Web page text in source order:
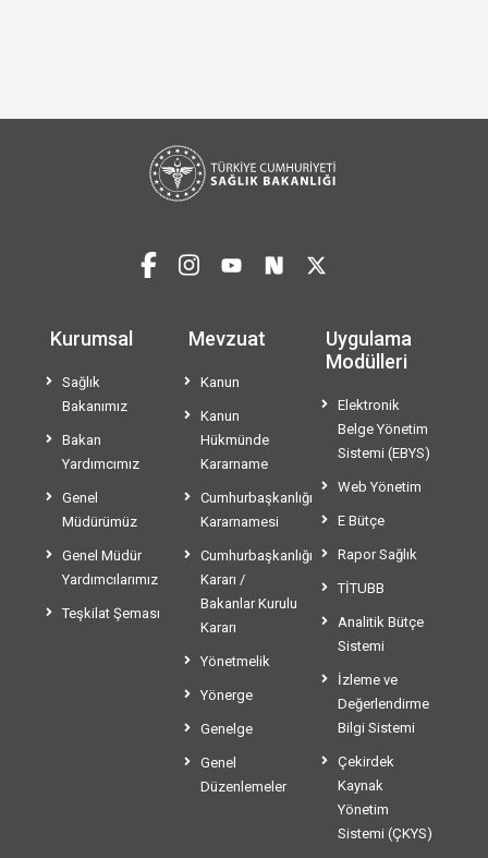
Kurumsal
Sağlık
Bakanımız
Bakan
Yardımcımız
Genel
Müdürümüz
Genel Müdür
Yardımcılarımız
Teşkilat Şeması
Mevzuat
Kanun
Kanun
Hükmünde
Kararname
Cumhurbaşkanlığı
Kararnamesi
Cumhurbaşkanlığı
Kararı /
Bakanlar Kurulu
Kararı
Yönetmelik
Yönerge
Genelge
Genel
Düzenlemeler
Uygulama
Modülleri
Elektronik
Belge Yönetim
Sistemi (EBYS)
Web Yönetim
E Bütçe
Rapor Sağlık
TİTUBB
Analitik Bütçe
Sistemi
İzleme ve
Değerlendirme
Bilgi Sistemi
Çekirdek
Kaynak
Yönetim
Sistemi (ÇKYS)